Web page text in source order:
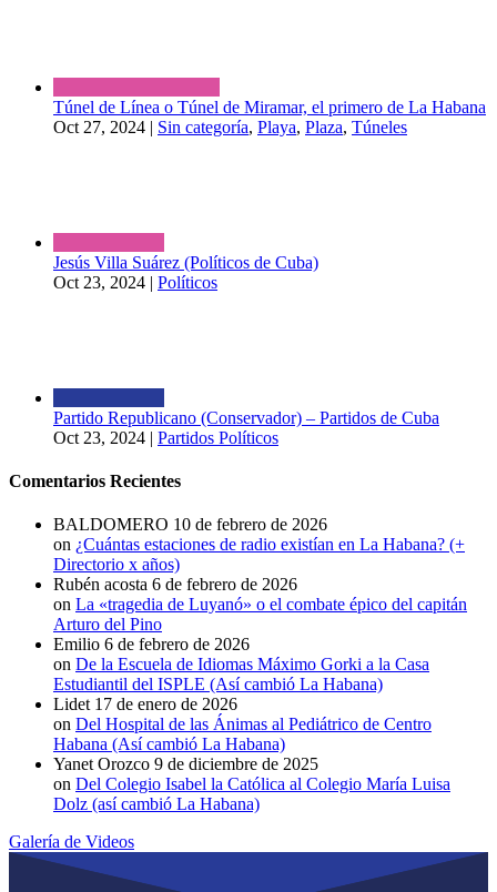
Túnel de Línea o Túnel de Miramar, el primero de La Habana
Oct 27, 2024 | Sin categoría, Playa, Plaza, Túneles
Jesús Villa Suárez (Políticos de Cuba)
Oct 23, 2024 | Políticos
Partido Republicano (Conservador) – Partidos de Cuba
Oct 23, 2024 | Partidos Políticos
Comentarios Recientes
BALDOMERO 10 de febrero de 2026
on ¿Cuántas estaciones de radio existían en La Habana? (+
Directorio x años)
Rubén acosta 6 de febrero de 2026
on La «tragedia de Luyanó» o el combate épico del capitán
Arturo del Pino
Emilio 6 de febrero de 2026
on De la Escuela de Idiomas Máximo Gorki a la Casa
Estudiantil del ISPLE (Así cambió La Habana)
Lidet 17 de enero de 2026
on Del Hospital de las Ánimas al Pediátrico de Centro
Habana (Así cambió La Habana)
Yanet Orozco 9 de diciembre de 2025
on Del Colegio Isabel la Católica al Colegio María Luisa
Dolz (así cambió La Habana)
Galería de Videos